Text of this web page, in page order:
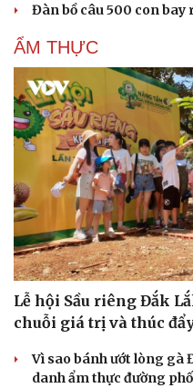
Đàn bồ câu 500 con bay
ẨM THỰC
Lễ hội Sầu riêng Đắk
chuỗi giá trị và thúc
Vì sao bánh ướt lòng gà
danh ẩm thực đường